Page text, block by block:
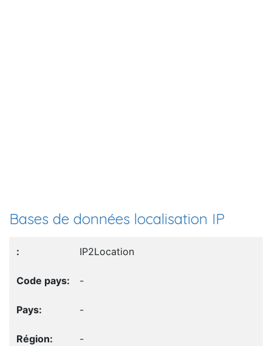
Bases de données localisation IP
IP2Location
-
-
-